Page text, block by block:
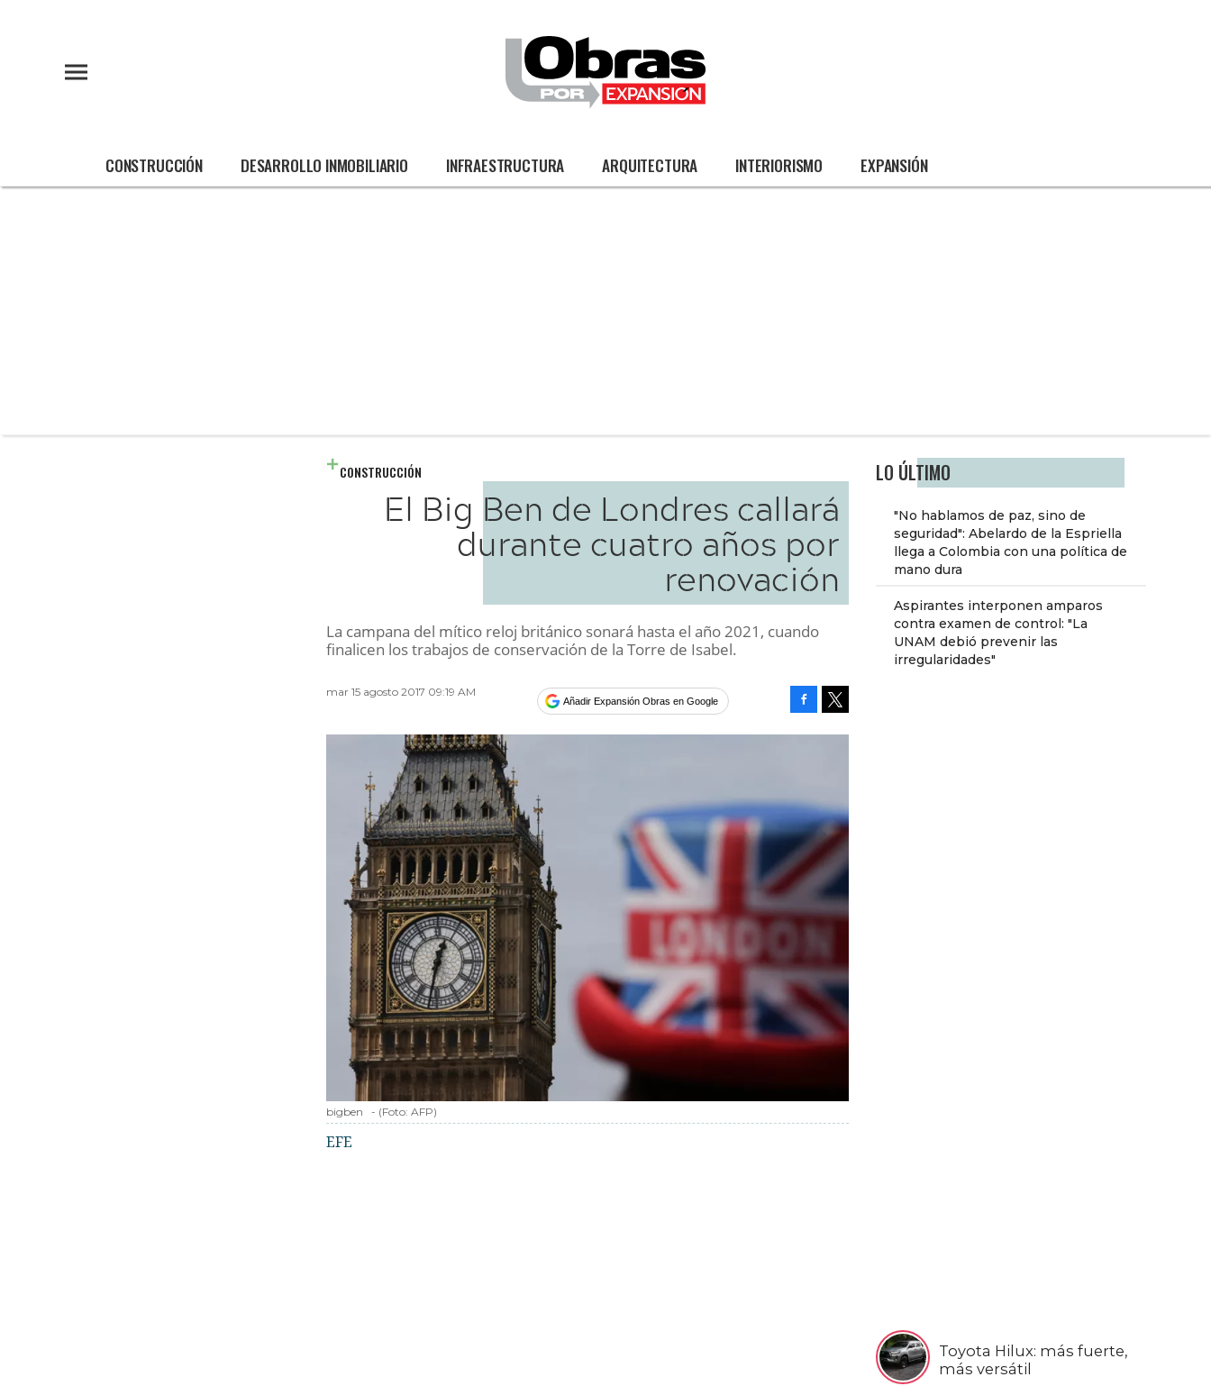
CONSTRUCCIÓN DESARROLLO INMOBILIARIO INFRAESTRUCTURA ARQUITECTURA INTERIORISMO EXPANSIÓN
LO ÚLTIMO
"No hablamos de paz, sino de
seguridad": Abelardo de la Espriella
llega a Colombia con una política de
mano dura
Aspirantes interponen amparos
contra examen de control: "La
UNAM debió prevenir las
irregularidades"
Toyota Hilux: más fuerte,
más versátil
CONSTRUCCIÓN
El Big Ben de Londres callará
durante cuatro años por
renovación
La campana del mítico reloj británico sonará hasta el año 2021, cuando
finalicen los trabajos de conservación de la Torre de Isabel.
mar 15 agosto 2017 09:19 AM
Añadir Expansión Obras en Google
bigben - (Foto: AFP)
EFE